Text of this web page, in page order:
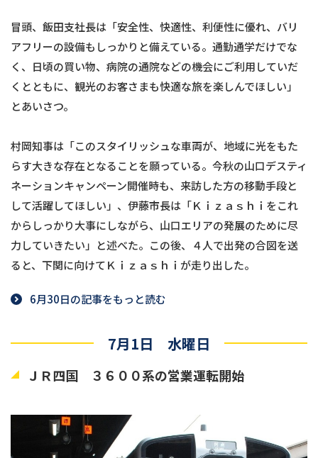
冒頭、飯田支社長は「安全性、快適性、利便性に優れ、バリ
アフリーの設備もしっかりと備えている。通勤通学だけでな
く、日頃の買い物、病院の通院などの機会にご利用していだ
くとともに、観光のお客さまも快適な旅を楽しんでほしい」
とあいさつ。
村岡知事は「このスタイリッシュな車両が、地域に光をもた
らす大きな存在となることを願っている。今秋の山口デスティ
ネーションキャンペーン開催時も、来訪した方の移動手段と
して活躍してほしい」、伊藤市長は「Ｋｉｚａｓｈｉをこれ
からしっかり大事にしながら、山口エリアの発展のために尽
力していきたい」と述べた。この後、４人で出発の合図を送
ると、下関に向けてＫｉｚａｓｈｉが走り出した。
6月30日の記事をもっと読む
7月1日 水曜日
ＪＲ四国 ３６００系の営業運転開始